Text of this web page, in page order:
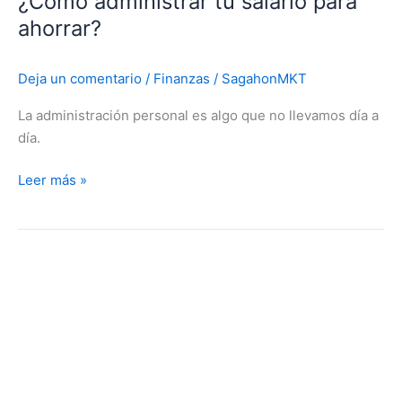
ahorrar?
Deja un comentario / Finanzas / SagahonMKT
La administración personal es algo que no llevamos día a
día.
Leer más »